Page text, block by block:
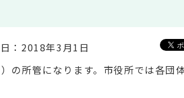
：2018年3月1日
の所管になります。市役所では各団